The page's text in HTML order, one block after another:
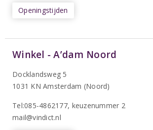
Openingstijden
Winkel - A’dam Noord
Docklandsweg 5
1031 KN Amsterdam (Noord)
Tel:085-4862177, keuzenummer 2
mail@vindict.nl